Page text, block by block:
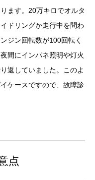
ます。20万キロでオルタ
ドリングか走行中を問わ
ジン回転数が100回転く
間にインパネ照明や灯火
返していました。このよ
ケースですので、故障診
点